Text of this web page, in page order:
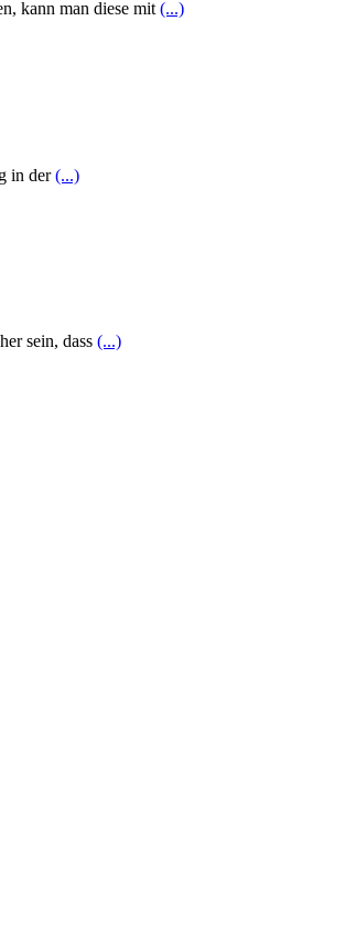
kann man diese mit (...)
in der(...)
sein, dass (...)